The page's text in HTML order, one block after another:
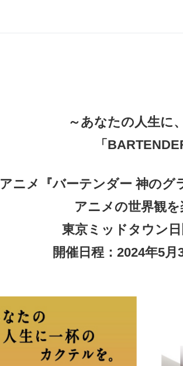
～あなたの人生に
「
アニメ『バーテンダー 神のグ
アニメの世界観
東京ミッドタウン
開催日程：2024年5